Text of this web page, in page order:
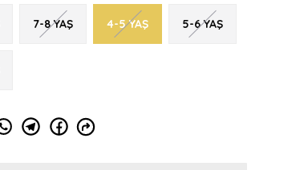
7-8 YAŞ 4-5 YAŞ 5-6 YAŞ